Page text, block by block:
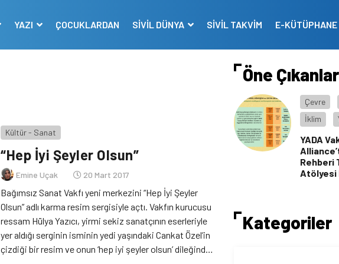
YAZI ÇOCUKLARDAN SİVİL DÜNYA SİVİL TAKVİM E-KÜTÜPHANE
Kültür - Sanat
“Hep İyi Şeyler Olsun”
Emine Uçak 20 Mart 2017
Bağımsız Sanat Vakfı yeni merkezini “Hep İyi Şeyler
Olsun” adlı karma resim sergisiyle açtı. Vakfın kurucusu
ressam Hülya Yazıcı, yirmi sekiz sanatçının eserleriyle
yer aldığı serginin isminin yedi yaşındaki Cankat Özel’in
çizdiği bir resim ve onun ‘hep iyi şeyler olsun’ dileğinden
Öne Çıkanlar
Çevre
İklim
YADA
Rehberi
Atölyesi
Kategoriler